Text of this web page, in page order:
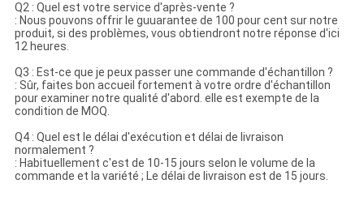
Q2 : Quel est votre service d'après-vente ?
: Nous pouvons offrir le guuarantee de 100 pour cent sur notre
produit, si des problèmes, vous obtiendront notre réponse d'ici
12 heures.
Q3 : Est-ce que je peux passer une commande d'échantillon ?
: Sûr, faites bon accueil fortement à votre ordre d'échantillon
pour examiner notre qualité d'abord. elle est exempte de la
condition de MOQ.
Q4 : Quel est le délai d'exécution et délai de livraison
normalement ?
: Habituellement c'est de 10-15 jours selon le volume de la
commande et la variété ; Le délai de livraison est de 15 jours.